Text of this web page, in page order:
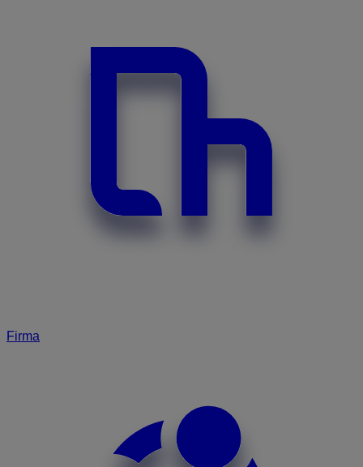
Firma